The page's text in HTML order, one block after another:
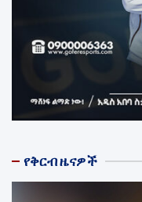
የቅርብ ዜናዎች